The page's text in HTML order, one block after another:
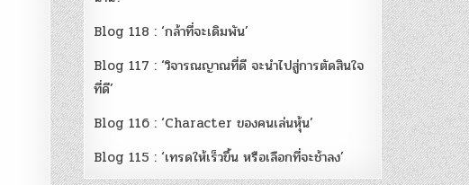
Blog 118 : ‘กล้าที่จะเดิมพัน’
Blog 117 : ‘วิจารณญาณที่ดี จะนำไปสู่การตัดสินใจ
ที่ดี’
Blog 116 : ‘Character ของคนเล่นหุ้น’
Blog 115 : ‘เทรดให้เร็วขึ้น หรือเลือกที่จะช้าลง’